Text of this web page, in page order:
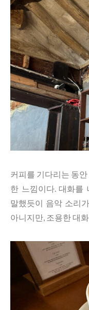
커피를 기다리는 동
한 느낌이다. 대화를
말했듯이 음악 소리
아니지만, 조용한 대